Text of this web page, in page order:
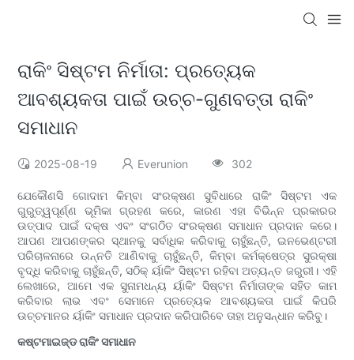
ରାକିଂ ସିଷ୍ଟମ ନିର୍ମାତା: ପ୍ରତ୍ୟେକ
ଆବଶ୍ୟକତା ପାଇଁ ଉଚ୍ଚ-ଗୁଣବତ୍ତା ରାକିଂ
ସମାଧାନ
2025-08-19 Everunion 302
ଯେକୌଣସି ଗୋଦାମ କିମ୍ବା ସଂରକ୍ଷଣ ସୁବିଧାରେ ରାକିଂ ସିଷ୍ଟମ ଏକ
ଗୁରୁତ୍ୱପୂର୍ଣ୍ଣ ଭୂମିକା ଗ୍ରହଣ କରେ, କାରଣ ଏହା ବିଭିନ୍ନ ପ୍ରକାରର
ଉତ୍ପାଦ ପାଇଁ ଦକ୍ଷ ଏବଂ ସଂଗଠିତ ସଂରକ୍ଷଣ ସମାଧାନ ପ୍ରଦାନ କରେ।
ଆପଣ ଆପଣଙ୍କର ସ୍ଥାନକୁ ସର୍ବାଧିକ କରିବାକୁ ଚାହୁଁଛନ୍ତି, ଇନଭେଣ୍ଟରୀ
ପରିଚାଳନାରେ ଉନ୍ନତି ଆଣିବାକୁ ଚାହୁଁଛନ୍ତି, କିମ୍ବା କର୍ମକ୍ଷେତ୍ର ସୁରକ୍ଷା
ବୃଦ୍ଧି କରିବାକୁ ଚାହୁଁଛନ୍ତି, ସଠିକ୍ ର୍ୟାକିଂ ସିଷ୍ଟମ ରହିବା ଅତ୍ୟନ୍ତ ଜରୁରୀ। ଏହି
ଲେଖାରେ, ଆମେ ଏକ ସୁନାମଧନ୍ୟ ର୍ୟାକିଂ ସିଷ୍ଟମ ନିର୍ମାତାଙ୍କ ସହିତ କାମ
କରିବାର ଲାଭ ଏବଂ ସେମାନେ ପ୍ରତ୍ୟେକ ଆବଶ୍ୟକତା ପାଇଁ କିପରି
ଉଚ୍ଚମାନର ର୍ୟାକିଂ ସମାଧାନ ପ୍ରଦାନ କରିପାରିବେ ତାହା ଅନୁସନ୍ଧାନ କରିବୁ।
କଷ୍ଟମାଇଜ୍ଡ ରାକିଂ ସମାଧାନ